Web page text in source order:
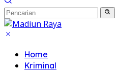
Home
Kriminal